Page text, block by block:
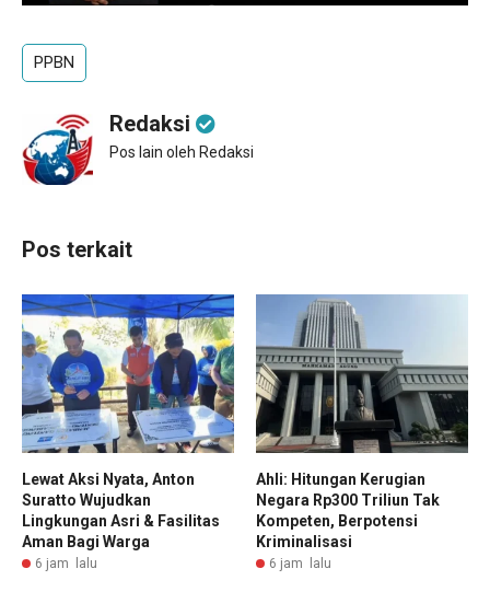
PPBN
Redaksi
Pos lain oleh Redaksi
Pos terkait
Lewat Aksi Nyata, Anton
Suratto Wujudkan
Lingkungan Asri & Fasilitas
Aman Bagi Warga
6 jam lalu
Ahli: Hitungan Kerugian
Negara Rp300 Triliun Tak
Kompeten, Berpotensi
Kriminalisasi
6 jam lalu